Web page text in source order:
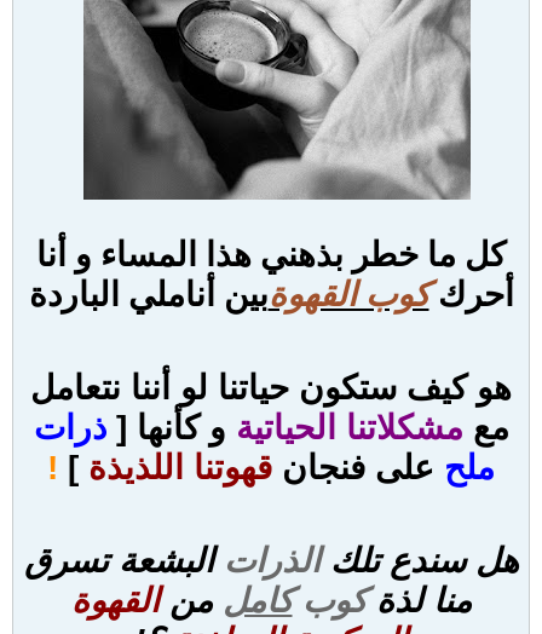
كل ما خطر بذهني هذا المساء و أنا
أحرككوب القهوةبين أناملي الباردة
هو كيف ستكون حياتنا لو أننا نتعامل
مع مشكلاتنا الحياتية و كأنها [ذرات
ملح على فنجان قهوتنا اللذيذة ]
!
هل سندع تلكالذرات البشعة تسرق
منا لذةكوبكامل منالقهوة